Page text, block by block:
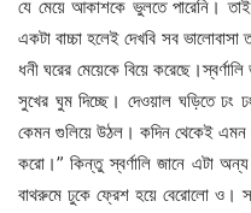
যে মেয়ে আকাশকে ভুলতে পারেনি। তাই
একটা বাচ্চা হলেই দেখবি সব
ধনী ঘরের মেয়েকে বিয়ে
সুখের ঘুম দিচ্ছে। দেওয়াল ঘড়িতে ঢং
কেমন গুলিয়ে উঠল। কদিন থেকেই এমন
করো।” কিন্তু স্বর্ণালি জানে এটা
বাথরুমে ঢুকে ফ্রেশ হয়ে বেরোলো ও।